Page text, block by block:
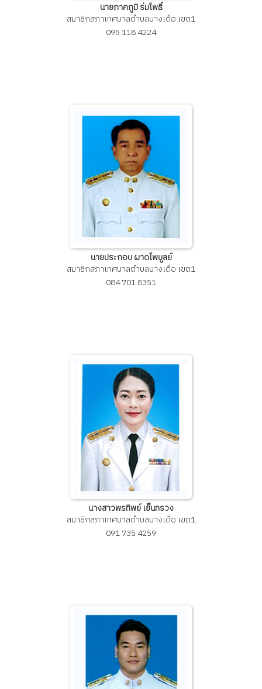
นายภาคภูมิ ร่มโพธิ์
สมาชิกสภาเทศบาลตำบลบางเดื่อ เขต1
095 118 4224
นายประกอบ ผาดไพบูลย์
สมาชิกสภาเทศบาลตำบลบางเดื่อ เขต1
084 701 8351
นางสาวพรทิพย์ เย็นทรวง
สมาชิกสภาเทศบาลตำบลบางเดื่อ เขต1
091 735 4259